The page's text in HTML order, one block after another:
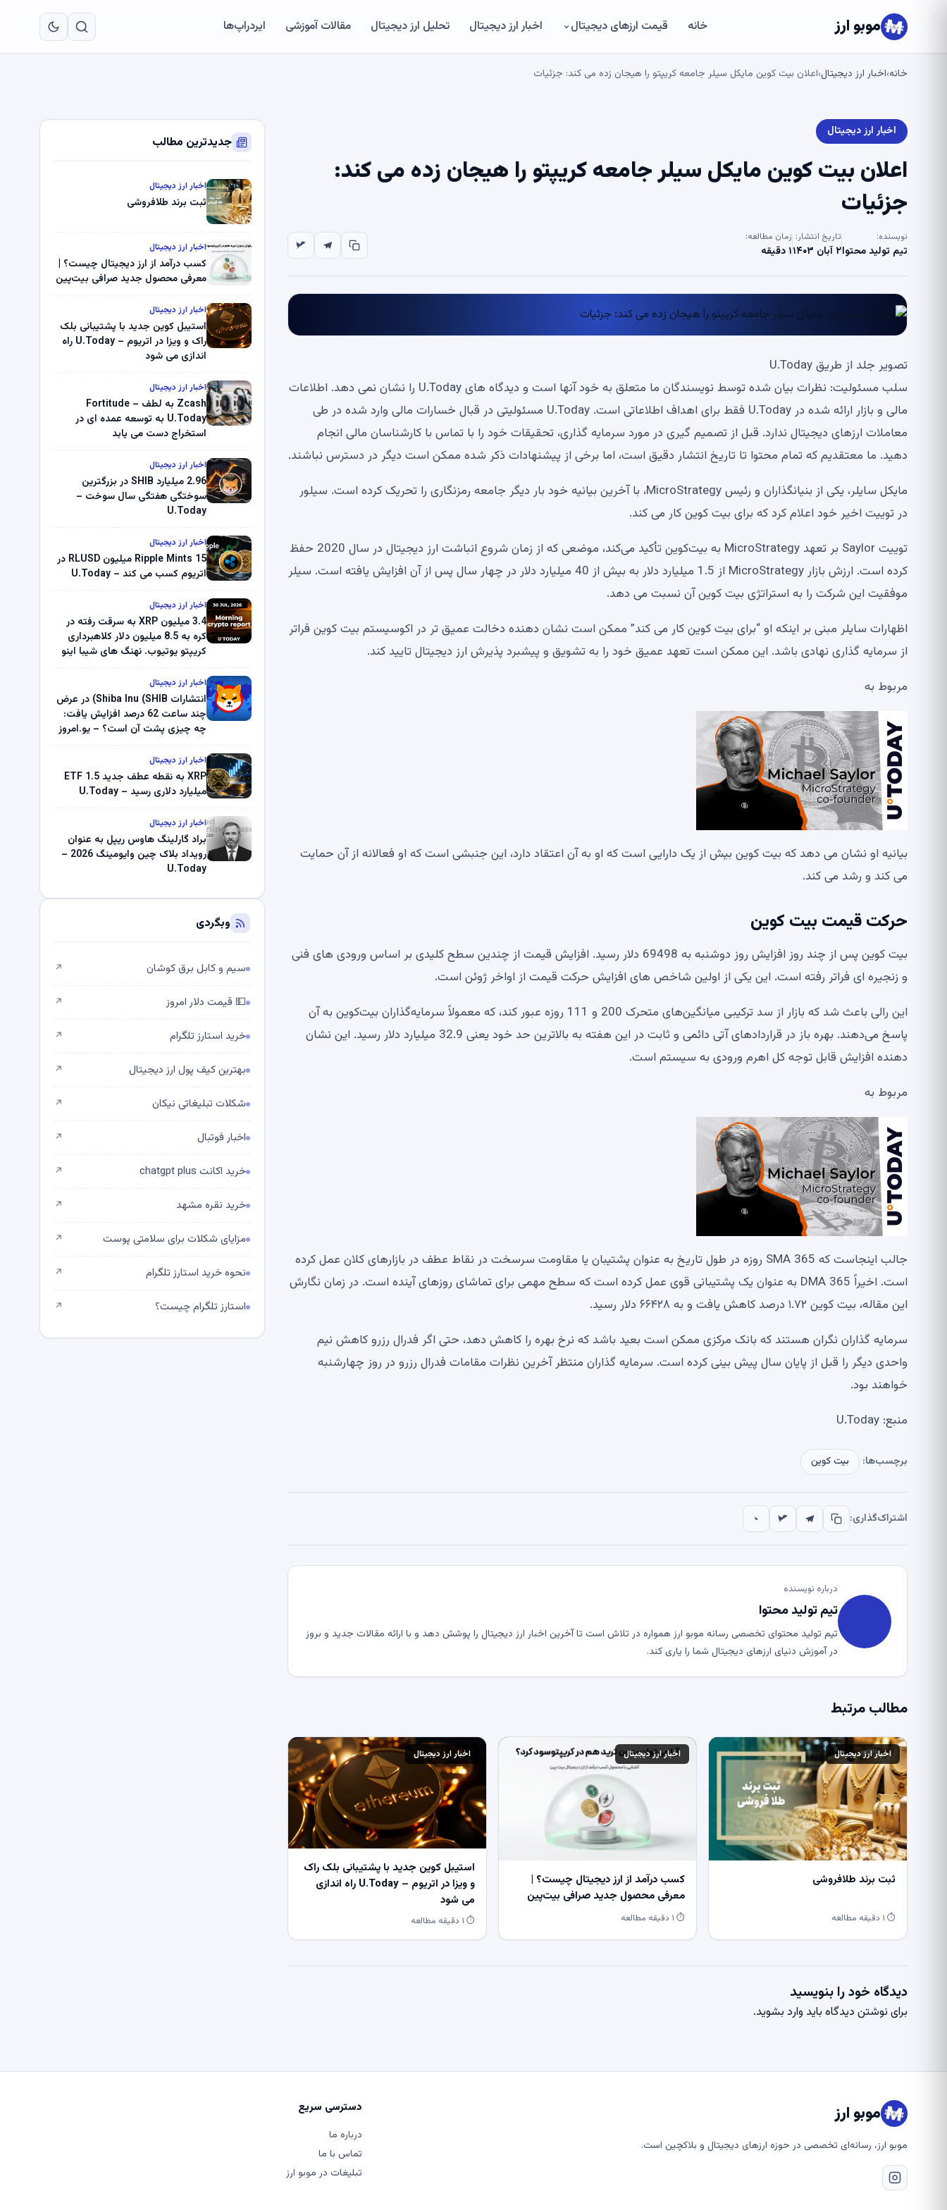
موبو ارز خانه قیمت ارزهای دیجیتال اخبار ارز دیجیتال تحلیل ارز دیجیتال مقالات آموزشی ایردراپ‌ها
خانه›اخبار ارز دیجیتال›اعلان بیت کوین مایکل سیلر جامعه کریپتو را هیجان زده می کند: جزئیات
اخبار ارز دیجیتال
اعلان بیت کوین مایکل سیلر جامعه کریپتو را هیجان زده می کند:
جزئیات
نویسنده:
تیم تولید محتوا
تاریخ انتشار:
۲ آبان ۱۴۰۳
زمان مطالعه:
۱ دقیقه
تصویر جلد از طریق U.Today
سلب مسئولیت: نظرات بیان شده توسط نویسندگان ما متعلق به خود آنها است و دیدگاه های U.Today را نشان نمی دهد. اطلاعات
مالی و بازار ارائه شده در U.Today فقط برای اهداف اطلاعاتی است. U.Today مسئولیتی در قبال خسارات مالی وارد شده در طی
معاملات ارزهای دیجیتال ندارد. قبل از تصمیم گیری در مورد سرمایه گذاری، تحقیقات خود را با تماس با کارشناسان مالی انجام
دهید. ما معتقدیم که تمام محتوا تا تاریخ انتشار دقیق است، اما برخی از پیشنهادات ذکر شده ممکن است دیگر در دسترس نباشند.
مایکل سایلر، یکی از بنیانگذاران و رئیس MicroStrategy، با آخرین بیانیه خود بار دیگر جامعه رمزنگاری را تحریک کرده است. سیلور
در توییت اخیر خود اعلام کرد که برای بیت کوین کار می کند.
توییت Saylor بر تعهد MicroStrategy به بیت‌کوین تأکید می‌کند، موضعی که از زمان شروع انباشت ارز دیجیتال در سال 2020 حفظ
کرده است. ارزش بازار MicroStrategy از 1.5 میلیارد دلار به بیش از 40 میلیارد دلار در چهار سال پس از آن افزایش یافته است. سیلر
موفقیت این شرکت را به استراتژی بیت کوین آن نسبت می دهد.
اظهارات سایلر مبنی بر اینکه او “برای بیت کوین کار می کند” ممکن است نشان دهنده دخالت عمیق تر در اکوسیستم بیت کوین فراتر
از سرمایه گذاری نهادی باشد. این ممکن است تعهد عمیق خود را به تشویق و پیشبرد پذیرش ارز دیجیتال تایید کند.
مربوط به
بیانیه او نشان می دهد که بیت کوین بیش از یک دارایی است که او به آن اعتقاد دارد، این جنبشی است که او فعالانه از آن حمایت
می کند و رشد می کند.
حرکت قیمت بیت کوین
بیت کوین پس از چند روز افزایش روز دوشنبه به 69498 دلار رسید. افزایش قیمت از چندین سطح کلیدی بر اساس ورودی های فنی
و زنجیره ای فراتر رفته است. این یکی از اولین شاخص های افزایش حرکت قیمت از اواخر ژوئن است.
این رالی باعث شد که بازار از سد ترکیبی میانگین‌های متحرک 200 و 111 روزه عبور کند، که معمولاً سرمایه‌گذاران بیت‌کوین به آن
پاسخ می‌دهند. بهره باز در قراردادهای آتی دائمی و ثابت در این هفته به بالاترین حد خود یعنی 32.9 میلیارد دلار رسید. این نشان
دهنده افزایش قابل توجه کل اهرم ورودی به سیستم است.
مربوط به
جالب اینجاست که SMA 365 روزه در طول تاریخ به عنوان پشتیبان یا مقاومت سرسخت در نقاط عطف در بازارهای کلان عمل کرده
است. اخیراً 365 DMA به عنوان یک پشتیبانی قوی عمل کرده است که سطح مهمی برای تماشای روزهای آینده است. در زمان نگارش
این مقاله، بیت کوین ۱.۷۲ درصد کاهش یافت و به ۶۶۴۲۸ دلار رسید.
سرمایه گذاران نگران هستند که بانک مرکزی ممکن است بعید باشد که نرخ بهره را کاهش دهد، حتی اگر فدرال رزرو کاهش نیم
واحدی دیگر را قبل از پایان سال پیش بینی کرده است. سرمایه گذاران منتظر آخرین نظرات مقامات فدرال رزرو در روز چهارشنبه
خواهند بود.
منبع: U.Today
برچسب‌ها: بیت کوین
اشتراک‌گذاری:
درباره نویسنده
تیم تولید محتوا
تیم تولید محتوای تخصصی رسانه موبو ارز همواره در تلاش است تا آخرین اخبار ارز دیجیتال را پوشش دهد و با ارائه مقالات جدید و بروز
در آموزش دنیای ارزهای دیجیتال شما را یاری کند.
مطالب مرتبط
اخبار ارز دیجیتال
ثبت برند طلافروشی
⏱ ۱ دقیقه مطالعه
اخبار ارز دیجیتال
کسب درآمد از ارز دیجیتال چیست؟ |
معرفی محصول جدید صرافی بیت‌پین
⏱ ۱ دقیقه مطالعه
اخبار ارز دیجیتال
استیبل کوین جدید با پشتیبانی بلک راک
و ویزا در اتریوم – U.Today راه اندازی
می شود
⏱ ۱ دقیقه مطالعه
دیدگاه خود را بنویسید
برای نوشتن دیدگاه باید وارد بشوید.
جدیدترین مطالب
اخبار ارز دیجیتال
ثبت برند طلافروشی
اخبار ارز دیجیتال
کسب درآمد از ارز دیجیتال چیست؟ |
معرفی محصول جدید صرافی بیت‌پین
اخبار ارز دیجیتال
استیبل کوین جدید با پشتیبانی بلک
راک و ویزا در اتریوم – U.Today راه
اندازی می شود
اخبار ارز دیجیتال
Zcash به لطف Fortitude –
U.Today به توسعه عمده ای در
استخراج دست می یابد
اخبار ارز دیجیتال
2.96 میلیارد SHIB در بزرگترین
سوختگی هفتگی سال سوخت –
U.Today
اخبار ارز دیجیتال
Ripple Mints 15 میلیون RLUSD در
اتریوم کسب می کند – U.Today
اخبار ارز دیجیتال
3.4 میلیون XRP به سرقت رفته در
کره به 8.5 میلیون دلار کلاهبرداری
کریپتو یوتیوب. نهنگ های شیبا اینو
میلیون دلار U-Turn در بیت کوین را
ثبت کرد – گزارش کریپتو صبح –
U.Today
اخبار ارز دیجیتال
انتشارات Shiba Inu (SHIB) در عرض
چند ساعت 62 درصد افزایش یافت:
چه چیزی پشت آن است؟ – یو.امروز
اخبار ارز دیجیتال
XRP به نقطه عطف جدید ETF 1.5
میلیارد دلاری رسید – U.Today
اخبار ارز دیجیتال
براد گارلینگ هاوس ریپل به عنوان
رویداد بلاک چین وایومینگ 2026 –
U.Today
وبگردی
سیم و کابل برق کوشان ↗
💵 قیمت دلار امروز ↗
خرید استارز تلگرام ↗
بهترین کیف پول ارز دیجیتال ↗
شکلات تبلیغاتی نیکان ↗
اخبار فوتبال ↗
خرید اکانت chatgpt plus ↗
خرید نقره مشهد ↗
مزایای شکلات برای سلامتی پوست ↗
نحوه خرید استارز تلگرام ↗
استارز تلگرام چیست؟ ↗
موبو ارز
موبو ارز، رسانه‌ای تخصصی در حوزه ارزهای دیجیتال و بلاکچین است.
دسترسی سریع
درباره ما
تماس با ما
تبلیغات در موبو ارز